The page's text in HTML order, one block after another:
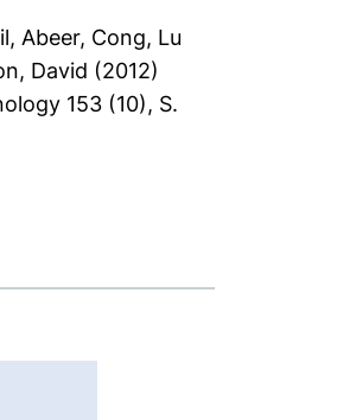
Abeer, Cong, Lu
David (2012)
153 (10), S.